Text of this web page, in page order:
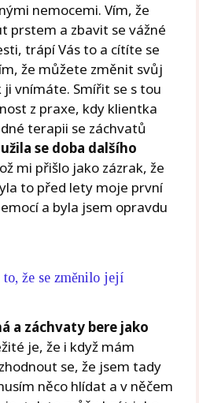
nemocemi. Vím, že
prstem a zbavit se vážné
trápí Vás to a cítíte se
že můžete změnit svůj
vnímáte. Smířit se s tou
z praxe, kdy klientka
terapii se záchvatů
se doba dalšího
mi přišlo jako zázrak, že
to před lety moje první
a byla jsem opravdu
že se změnilo její
a záchvaty bere jako
je, že i když mám
se, že jsem tady
něco hlídat a v něčem